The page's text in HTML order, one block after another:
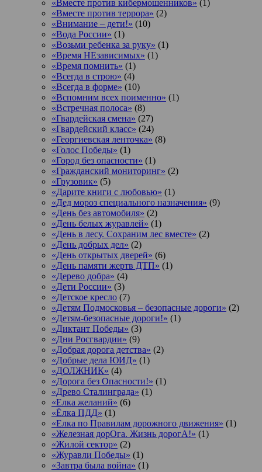
«Вместе против кибермошенников» (1)
«Вместе против террора» (2)
«Внимание – дети!» (10)
«Вода России» (1)
«Возьми ребенка за руку» (1)
«Время НЕзависимых» (1)
«Время помнить» (1)
«Всегда в строю» (4)
«Всегда в форме» (10)
«Вспомним всех поименно» (1)
«Встречная полоса» (8)
«Гвардейская смена» (27)
«Гвардейский класс» (24)
«Георгиевская ленточка» (8)
«Голос Победы» (1)
«Город без опасности» (1)
«Гражданский мониторинг» (2)
«Грузовик» (5)
«Дарите книги с любовью» (1)
«Дед мороз специального назначения» (9)
«День без автомобиля» (2)
«День белых журавлей» (1)
«День в лесу. Сохраним лес вместе» (2)
«День добрых дел» (2)
«День открытых дверей» (6)
«День памяти жертв ДТП» (1)
«Дерево добра» (4)
«Дети России» (3)
«Детское кресло (7)
«Детям Подмосковья – безопасные дороги» (2)
«Детям-безопасные дороги!» (1)
«Диктант Победы» (3)
«Дни Росгвардии» (9)
«Добрая дорога детства» (2)
«Добрые дела ЮИД» (1)
«ДОЛЖНИК» (4)
«Дорога без Опасности!» (1)
«Древо Сталинграда» (1)
«Елка желаний» (6)
«Ёлка ПДД» (1)
«Елка по Правилам дорожного движения» (1)
«Железная дорОга. Жизнь дорогА!» (1)
«Жилой сектор» (2)
«Журавли Победы» (1)
«Завтра была война» (1)